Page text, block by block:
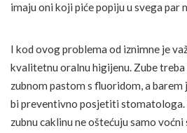
imaju oni koji piće popiju u svega par
I kod ovog problema od iznimne je
kvalitetnu oralnu higijenu. Zube
zubnom pastom s fluoridom, a
bi preventivno posjetiti stomatologa.
zubnu caklinu ne oštećuju samo